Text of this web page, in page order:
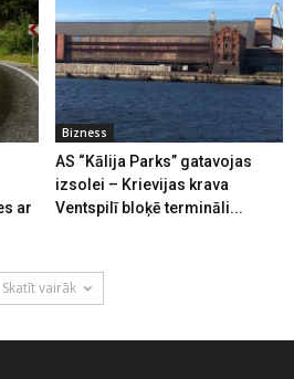
ar
Bizness
AS “Kālija Parks” gatavojas
izsolei – Krievijas krava
Ventspilī bloķē termināli...
Skatīt vairāk